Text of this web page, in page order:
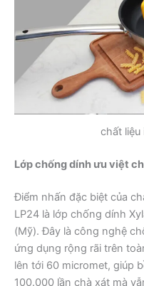
chất
Lớp chống dính ưu việt
Điểm nhấn đặc biệt của
LP24 là lớp chống dính
(Mỹ). Đây là công nghệ
ứng dụng rộng rãi trên
lên tới 60 micromet, giúp
100.000 lần chà xát mà